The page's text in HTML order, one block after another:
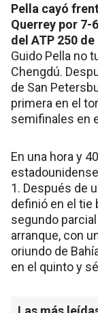
Pella cayó
Querrey por 7-
del ATP 250
Guido Pella no
Chengdú.
de San
primera en el
semifinales en
En una hora y
1. Después de
definió en el tie
segundo
arranque, con
oriundo de
en el quinto y